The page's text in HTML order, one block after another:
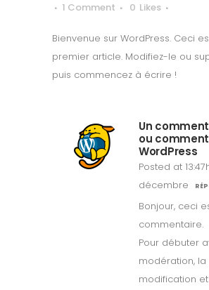
1 Comment
0 Likes
Bienvenue sur WordPress. Ceci
premier article. Modifiez-le ou
puis commencez à écrire !
Un
ou
WordPress
Posted at
décembre
Bonjour, ceci
commentaire.
Pour débuter
modération, la
modification